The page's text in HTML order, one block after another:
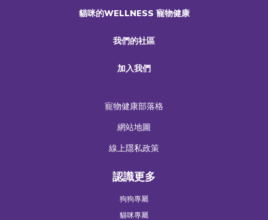
貓咪的WELLNESS 寵物健康
我們的社區
加入我們
寵物健康部落格
網站地圖
線上隱私政策
認識更多
狗狗專屬
貓咪專屬